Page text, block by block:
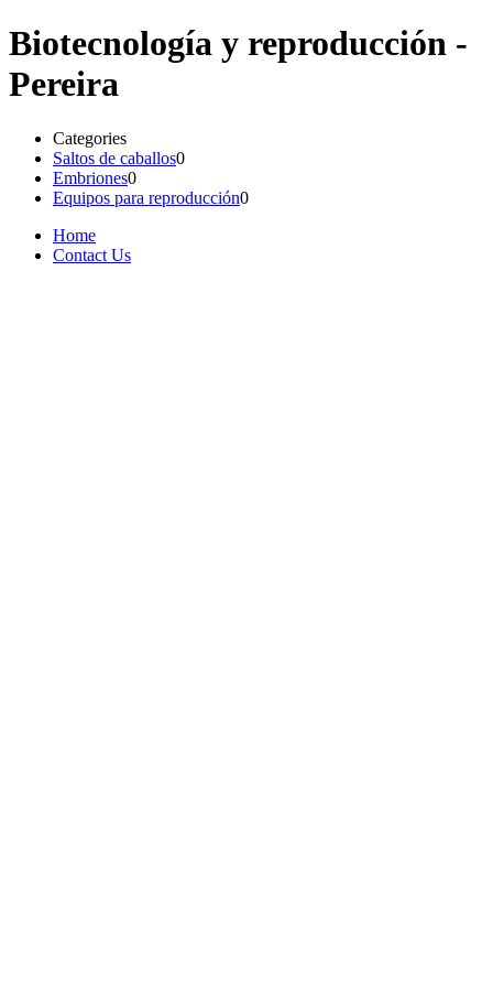
Biotecnología y reproducción -
Pereira
Categories
Saltos de caballos0
Embriones0
Equipos para reproducción0
Home
Contact Us